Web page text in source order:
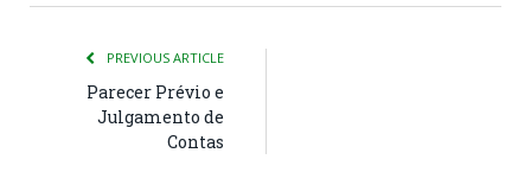
PREVIOUS ARTICLE
Parecer Prévio e
Julgamento de
Contas